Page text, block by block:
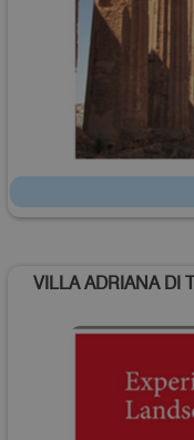
VILLA ADRIANA DI